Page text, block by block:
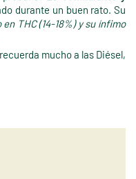
durante un buen rato. Su
THC (14-18%) y su ínfimo
mucho a las Diésel,